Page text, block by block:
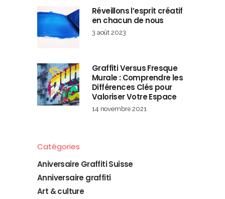
Réveillons l’esprit créatif
en chacun de nous
3 août 2023
Graffiti Versus Fresque
Murale : Comprendre les
Différences Clés pour
Valoriser Votre Espace
14 novembre 2021
Catégories
Aniversaire Graffiti Suisse
Anniversaire graffiti
Art & culture